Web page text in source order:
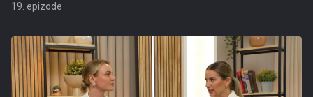
19. epizode